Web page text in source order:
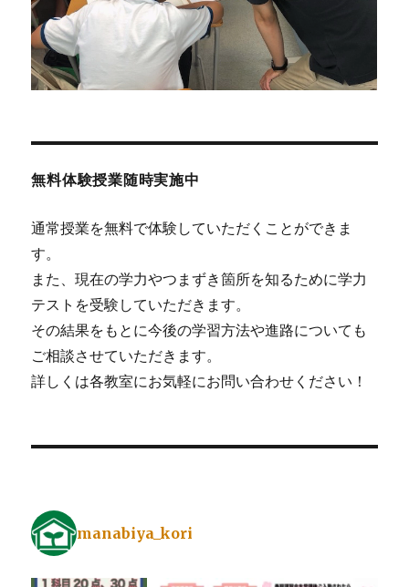
無料体験授業随時実施中
通常授業を無料で体験していただくことができま
す。
また、現在の学力やつまずき箇所を知るために学力
テストを受験していただきます。
その結果をもとに今後の学習方法や進路についても
ご相談させていただきます。
詳しくは各教室にお気軽にお問い合わせください！
manabiya_kori